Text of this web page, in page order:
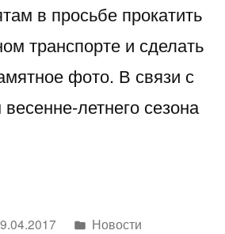
в просьбе прокатить
транспорте и сделать
фото. В связи с
летнего сезона
Написано
Новости